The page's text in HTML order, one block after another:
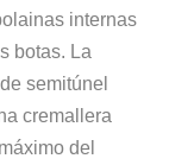
internas
botas. La
semitúnel
cremallera
del